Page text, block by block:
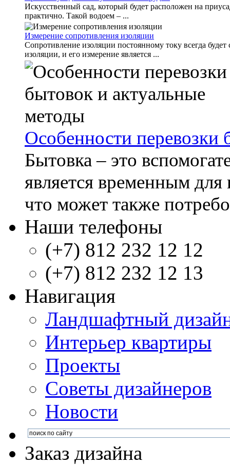
Искусственный сад, который будет расположен на
практично. Такой водоем – ...
Измерение сопротивления изоляции
Сопротивление изоляции постоянному току всегда
изоляции, и его измерение является ...
Особенности перевозки
Бытовка – это
является временным
что может также
Наши телефоны
(+7) 812 232 12 12
(+7) 812 232 12 13
Навигация
Ландшафтный
Интерьер квартиры
Проекты
Советы дизайнеров
Новости
Заказ дизайна